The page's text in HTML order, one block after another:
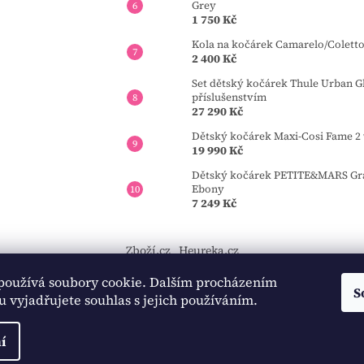
soubory cookie. Dalším procházením
vyjadřujete souhlas s jejich používáním.
Grey
1 750 Kč
Kola na kočárek Camarelo/Coletto
2 400 Kč
Set dětský kočárek Thule Urban
příslušenstvím
27 290 Kč
Dětský kočárek Maxi-Cosi Fame 2
19 990 Kč
Dětský kočárek PETITE&MARS
Ebony
7 249 Kč
Zboží.cz Heureka.cz
https://tourmkr.com/F1eycVcPEw
vyhrazena.